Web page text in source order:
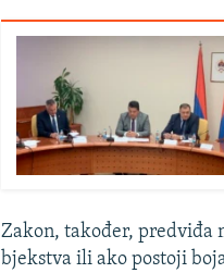
Zakon, također, predviđa
bjekstva ili ako postoji